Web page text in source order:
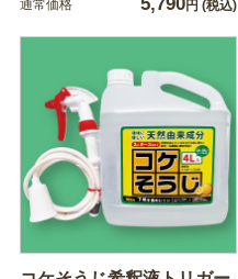
通常価格 円 (税込)